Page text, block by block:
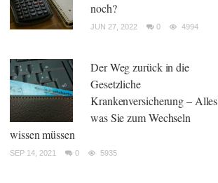
noch?
JUN 27, 2022 0 4994
Der Weg zurück in die
Gesetzliche
Krankenversicherung – Alles
was Sie zum Wechseln
wissen müssen
SEP 14, 2021 0 5935